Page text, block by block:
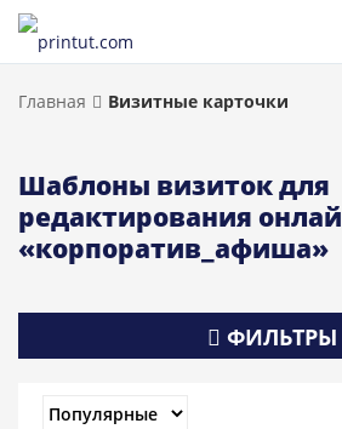
Главная Визитные карточки
Шаблоны визиток для
редактирования
«корпоратив_афиша»
ФИЛЬТРЫ